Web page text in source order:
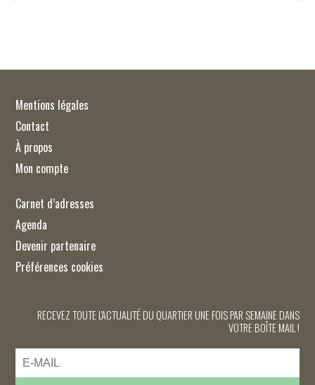
Mentions légales
Contact
À propos
Mon compte
Carnet d’adresses
Agenda
Devenir partenaire
Préférences cookies
RECEVEZ TOUTE L'ACTUALITÉ DU QUARTIER UNE FOIS PAR SEMAINE DANS
VOTRE BOÎTE MAIL !